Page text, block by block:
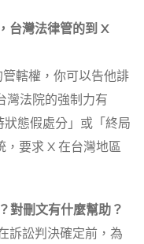
台灣法律管的到 X
轄權，你可以告他誹
灣法院的強制力有
態假處分」或「終局
要求 X 在台灣地區
對刪文有什麼幫助？
訴訟判決確定前，為